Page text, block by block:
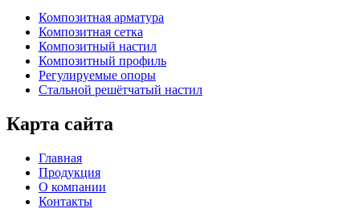
Композитная арматура
Композитная сетка
Композитный настил
Композитный профиль
Регулируемые опоры
Стальной решётчатый настил
Карта сайта
Главная
Продукция
О компании
Контакты